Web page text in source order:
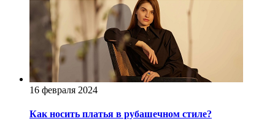
16 февраля 2024
Как носить платья в рубашечном стиле?